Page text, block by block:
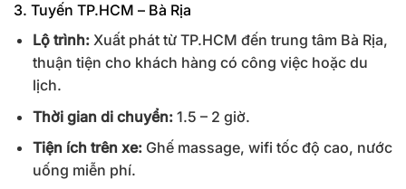
3. Tuyến TP.HCM – Bà Rịa
Lộ trình:Xuất phát từ TP.HCM đến trung tâm Bà Rịa,
thuận tiện cho khách hàng có công việc hoặc du
lịch.
Thời gian di chuyển:1.5 – 2 giờ.
Tiện ích trên xe:Ghế massage, wifi tốc độ cao, nước
uống miễn phí.